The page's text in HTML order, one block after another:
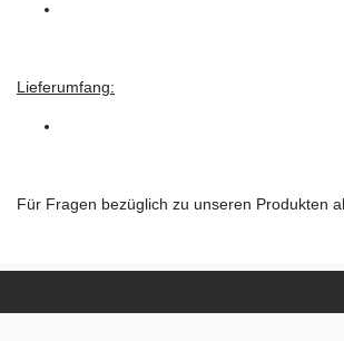
Lieferumfang:
Für Fragen bezüglich zu unseren Produkten